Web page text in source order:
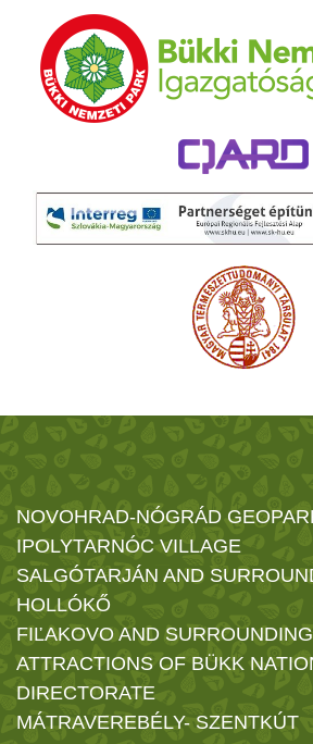
NOVOHRAD-NÓGRÁD
IPOLYTARNÓC VILLAGE
SALGÓTARJÁN AND
HOLLÓKŐ
FIĽAKOVO AND
ATTRACTIONS OF BÜKK
DIRECTORATE
MÁTRAVEREBÉLY- SZENTKÚT